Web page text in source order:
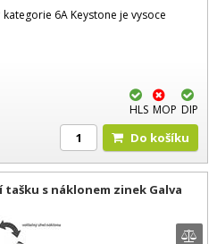
6A Keystone je vysoce
HLS MOP DIP
Do košíku
s náklonem zinek Galva